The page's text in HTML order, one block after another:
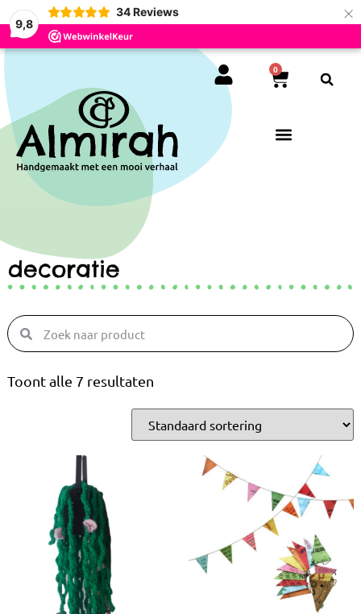
9,8
34 Reviews ×
0
decoratie
Toont alle 7 resultaten